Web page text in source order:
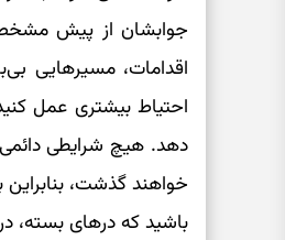
جوابشان از پیش
اقدامات، مسیرهایی
احتیاط بیشتری عمل
دهد. هیچ شرایطی
خواهند گذشت،
باشید که درهای